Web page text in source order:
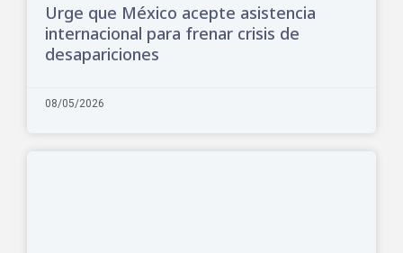
Urge que México acepte asistencia
internacional para frenar crisis de
desapariciones
08/05/2026